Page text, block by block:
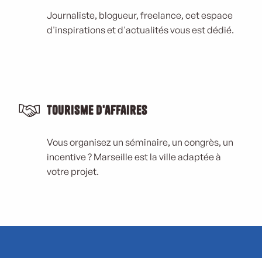
Journaliste, blogueur, freelance, cet espace
d'inspirations et d'actualités vous est dédié.
Tourisme d'affaires
Vous organisez un séminaire, un congrès, un
incentive ? Marseille est la ville adaptée à
votre projet.